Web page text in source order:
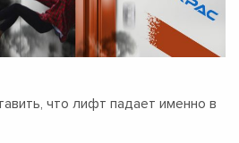
что лифт падает именно в